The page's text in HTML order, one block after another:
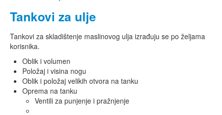
Tankovi za ulje
Tankovi za skladištenje maslinovog ulja izrađuju se po željama
korisnika.
Oblik i volumen
Položaj i visina nogu
Oblik i položaj velikih otvora na tanku
Oprema na tanku
Ventili za punjenje i pražnjenje